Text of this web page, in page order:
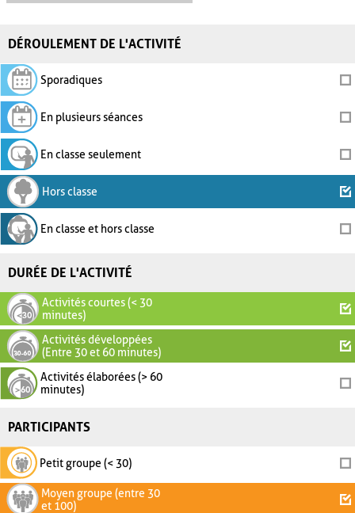
DÉROULEMENT DE L'ACTIVITÉ
Sporadiques
En plusieurs séances
En classe seulement
Hors classe
En classe et hors classe
DURÉE DE L'ACTIVITÉ
Activités courtes (< 30
minutes)
Activités développées
(Entre 30 et 60 minutes)
Activités élaborées (> 60
minutes)
PARTICIPANTS
Petit groupe (< 30)
Moyen groupe (entre 30
et 100)